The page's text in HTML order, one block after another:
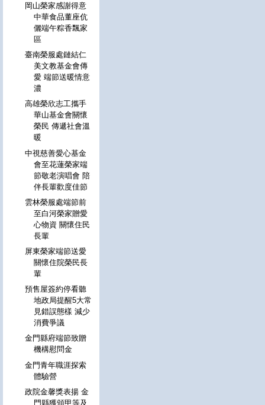
岡山榮家感謝得意
中華食品董座伉
儷端午粽香飄家
區
臺南榮服處鏈結仁
美文教基金會傳
愛 端節送暖情意
濃
高雄榮欣志工攜手
華山基金會關懷
榮民 傳遞社會溫
暖
中視慈善愛心基金
會至花蓮榮家端
節敬老演唱會 陪
伴長輩歡度佳節
雲林榮服處端節前
至白河榮家贈愛
心物資 關懷住民
長輩
屏東榮家端節送愛
關懷住院榮民長
輩
預售屋簽約停看聽
地政局提醒5大常
見錯誤態樣 減少
消費爭議
金門縣府端節致贈
機構慰問金
金門青年職涯探索
體驗營
政院金馨獎表揚 金
門縣獲頒甲等及